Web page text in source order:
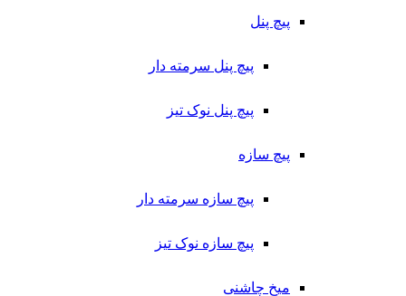
پیچ پنل
پیچ پنل سرمته دار
پیچ پنل نوک تیز
پیچ سازه
پیچ سازه سرمته دار
پیچ سازه نوک تیز
میخ چاشنی